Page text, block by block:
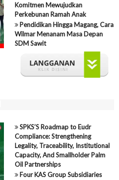
Komitmen Mewujudkan
Perkebunan Ramah Anak
Pendidikan Hingga Magang, Cara
Wilmar Menanam Masa Depan
SDM Sawit
SPKS’S Roadmap to Eudr
Compliance: Strengthening
Legality, Traceability, Institutional
Capacity, And Smallholder Palm
Oil Partnerships
Four KAS Group Subsidiaries